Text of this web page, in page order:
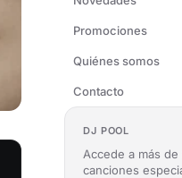
Promociones
Quiénes somos
Contacto
DJ POOL
Accede a más
canciones